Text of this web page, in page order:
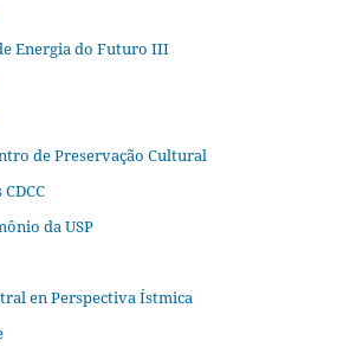
Energia do Futuro III
de Preservação Cultural
da USP
en Perspectiva Ístmica